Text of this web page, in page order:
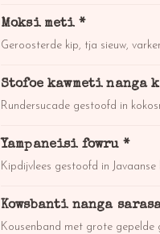
Moksi meti *
Geroosterde kip, tja sieuw,
Stofoe kawmeti nanga
Rundersucade gestoofd in
Yampaneisi fowru *
Kipdijvlees gestoofd in Javaanse
Kowsbanti nanga
Kousenband met grote gepelde